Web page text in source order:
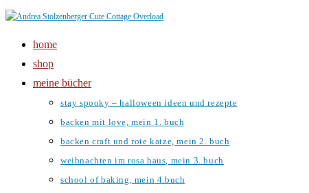
Zum
springen
home
shop
meine bücher
stay spooky – halloween ideen und rezepte
backen mit love, mein 1. buch
backen craft und rote katze, mein 2. buch
weihnachten im rosa haus, mein 3. buch
school of baking, mein 4.buch